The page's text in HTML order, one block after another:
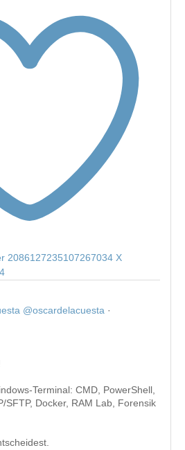
2086127235107267034 X
@oscardelacuesta ·
Terminal: CMD, PowerShell,
SFTP, Docker, RAM Lab, Forensik